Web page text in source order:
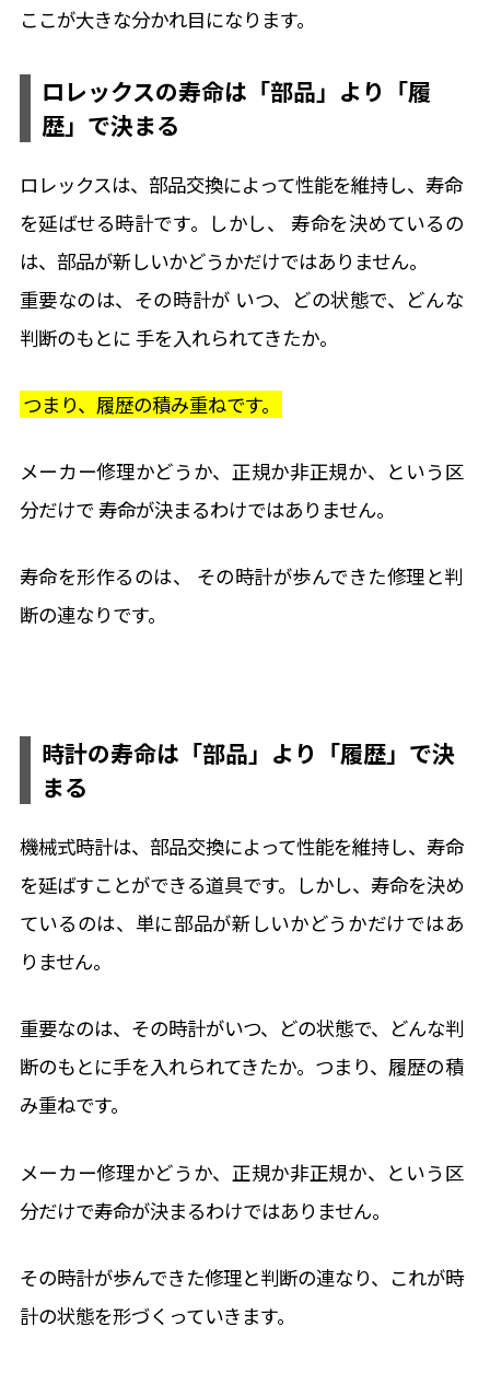
ここが大きな分かれ目になります。
ロレックスの寿命は「部品」より「履
歴」で決まる
ロレックスは、部品交換によって性能を維持し、 寿命
を延ばせる時計です。しかし、 寿命を決めているの
は、 部品が新しいかどうかだけではありません。
重要なのは、 その時計が いつ、どの状態で、どんな
判断のもとに 手を入れられてきたか。
つまり、履歴の積み重ねです。
メーカー修理かどうか、正規か非正規か、という区
分だけで 寿命が決まるわけではありません。
寿命を形作るのは、 その時計が歩んできた修理と判
断の連なりです。
時計の寿命は「部品」より「履歴」で決
まる
機械式時計は、部品交換によって性能を維持し、寿命
を延ばすことができる道具です。しかし、寿命を決め
ているのは、単に部品が新しいかどうかだけではあ
りません。
重要なのは、その時計がいつ、どの状態で、どんな判
断のもとに手を入れられてきたか。つまり、履歴の積
み重ねです。
メーカー修理かどうか、正規か非正規か、という区
分だけで寿命が決まるわけではありません。
その時計が歩んできた修理と判断の連なり、これが時
計の状態を形づくっていきます。